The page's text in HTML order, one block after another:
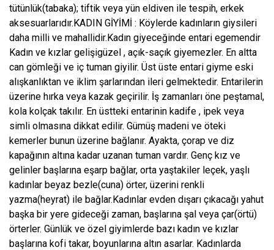
tütünlük(tabaka); tiftik veya yün eldiven ile tespih, erkek
aksesuarlarıdır.KADIN GİYİMİ : Köylerde kadınların giysileri
daha milli ve mahallidir.Kadın giyeceğinde entari egemendir
Kadın ve kızlar gelişigüzel , açık-saçık giyemezler. En altta
can gömleği ve iç tuman giyilir. Üst üste entari giyme eski
alışkanlıktan ve iklim şarlarından ileri gelmektedir. Entarilerin
üzerine hırka veya kazak geçirilir. İş zamanları öne peştamal,
kola kolçak takılır. En üstteki entarinin kadife , ipek veya
simli olmasına dikkat edilir. Gümüş madeni ve öteki
kemerler bunun üzerine bağlanır. Ayakta, çorap ve diz
kapağının altına kadar uzanan tuman vardır. Genç kız ve
gelinler başlarına eşarp bağlar, orta yaştakiler leçek, yaşlı
kadınlar beyaz bezle(cuna) örter, üzerini renkli
yazma(heyrat) ile bağlar.Kadınlar evden dışarı çıkacağı yahut
başka bir yere gideceği zaman, başlarına şal veya çar(örtü)
örterler. Günlük ve özel giyimlerde bazı kadın ve kızlar
başlarına kofi takar, boyunlarına altın asarlar. Kadınlarda